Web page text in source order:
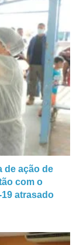
de ação de
com o
atrasado